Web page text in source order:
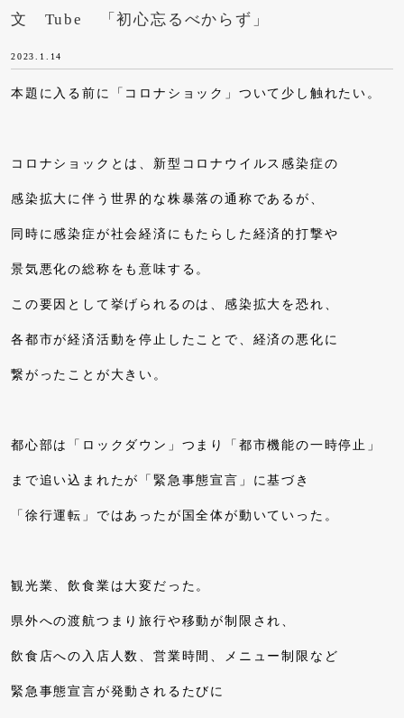
文 Tube 「初心忘るべからず」
2023.1.14
本題に入る前に「コロナショック」ついて少し触れたい。
コロナショックとは、新型コロナウイルス感染症の
感染拡大に伴う世界的な株暴落の通称であるが、
同時に感染症が社会経済にもたらした経済的打撃や
景気悪化の総称をも意味する。
この要因として挙げられるのは、感染拡大を恐れ、
各都市が経済活動を停止したことで、経済の悪化に
繋がったことが大きい。
都心部は「ロックダウン」つまり「都市機能の一時停止」
まで追い込まれたが「緊急事態宣言」に基づき
「徐行運転」ではあったが国全体が動いていった。
観光業、飲食業は大変だった。
県外への渡航つまり旅行や移動が制限され、
飲食店への入店人数、営業時間、メニュー制限など
緊急事態宣言が発動されるたびに